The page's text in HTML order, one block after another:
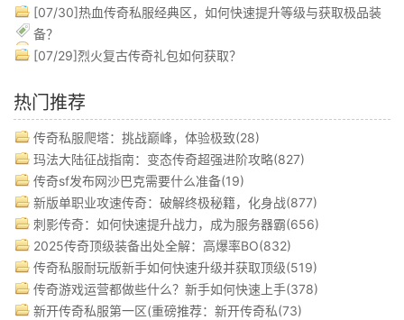
[07/30]热血传奇私服经典区，如何快速提升等级与获取极品装
备？
[07/29]烈火复古传奇礼包如何获取？
热门推荐
传奇私服爬塔：挑战巅峰，体验极致(28)
玛法大陆征战指南：变态传奇超强进阶攻略(827)
传奇sf发布网沙巴克需要什么准备(19)
新版单职业攻速传奇：破解终极秘籍，化身战(877)
刺影传奇：如何快速提升战力，成为服务器霸(656)
2025传奇顶级装备出处全解：高爆率BO(832)
传奇私服耐玩版新手如何快速升级并获取顶级(519)
传奇游戏运营都做些什么？新手如何快速上手(378)
新开传奇私服第一区(重磅推荐：新开传奇私(73)